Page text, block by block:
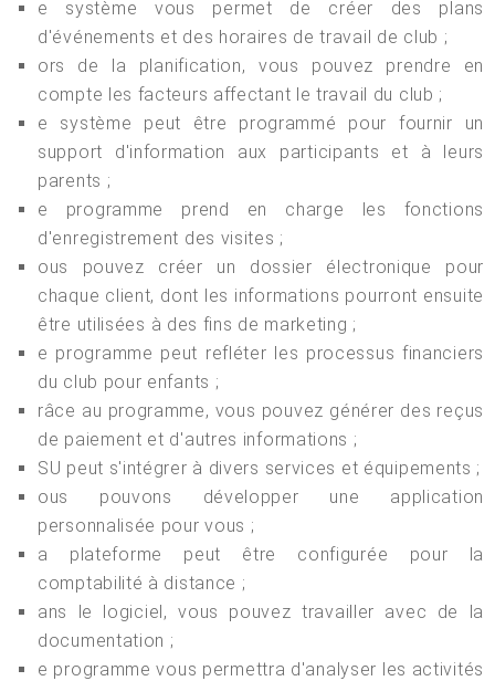
e système vous permet de créer des plans
d'événements et des horaires de travail de club ;
ors de la planification, vous pouvez prendre en
compte les facteurs affectant le travail du club ;
e système peut être programmé pour fournir un
support d'information aux participants et à leurs
parents ;
e programme prend en charge les fonctions
d'enregistrement des visites ;
ous pouvez créer un dossier électronique pour
chaque client, dont les informations pourront ensuite
être utilisées à des fins de marketing ;
e programme peut refléter les processus financiers
du club pour enfants ;
râce au programme, vous pouvez générer des reçus
de paiement et d'autres informations ;
SU peut s'intégrer à divers services et équipements ;
ous pouvons développer une application
personnalisée pour vous ;
a plateforme peut être configurée pour la
comptabilité à distance ;
ans le logiciel, vous pouvez travailler avec de la
documentation ;
e programme vous permettra d'analyser les activités